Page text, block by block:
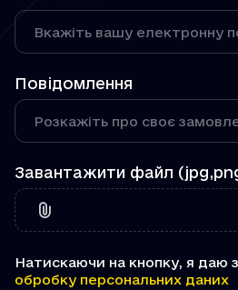
Повідомлення
Завантажити файл
Натискаючи на кнопку, я даю
обробку персональних даних